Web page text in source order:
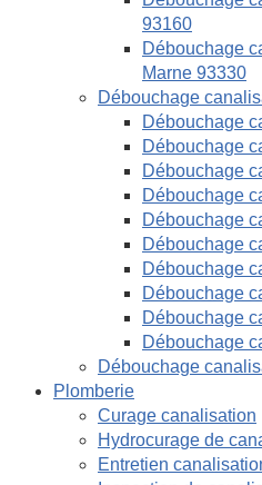
93160
Débouchage
Marne 93330
Débouchage
Débouchage
Débouchage
Débouchage
Débouchage
Débouchage
Débouchage
Débouchage
Débouchage
Débouchage
Débouchage
Débouchage
Plomberie
Curage canalisation
Hydrocurage de
Entretien